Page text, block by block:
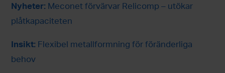
Nyheter: Meconet förvärvar Relicomp – utökar
plåtkapaciteten
Insikt: Flexibel metallformning för föränderliga
behov